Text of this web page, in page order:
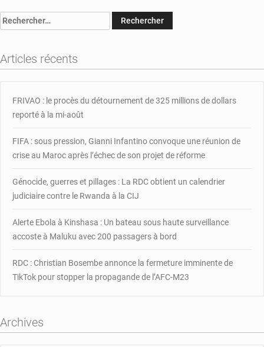
police
saisie
920
Rechercher :
Articles récents
FRIVAO : le procès du détournement de 325 millions de dollars
reporté à la mi-août
FIFA : sous pression, Gianni Infantino convoque une réunion de
crise au Maroc après l’échec de son projet de réforme
Génocide, guerres et pillages : La RDC obtient un calendrier
judiciaire contre le Rwanda à la CIJ
Alerte Ebola à Kinshasa : Un bateau sous haute surveillance
accoste à Maluku avec 200 passagers à bord
RDC : Christian Bosembe annonce la fermeture imminente de
TikTok pour stopper la propagande de l’AFC-M23
Archives